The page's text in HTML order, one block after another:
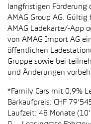
langfristigen
AMAG Group AG.
AMAG Ladekarte/-App
von AMAG Import AG
öffentlichen
Gruppe sowie bei
und Änderungen
*Family Cars mit 0,9%
Barkaufpreis: CHF
Laufzeit: 48 Monate